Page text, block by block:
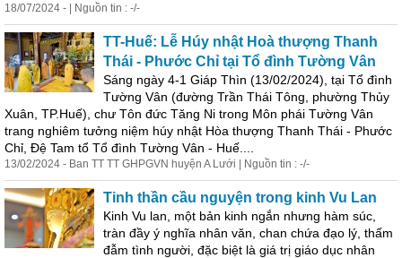
18/07/2024 - | Nguồn tin : -/-
TT-Huế: Lễ Húy nhật Hoà thượng Thanh
Thái - Phước Chỉ tại Tổ đình Tường Vân
Sáng ngày 4-1 Giáp Thìn (13/02/2024), tại Tổ đình
Tường Vân (đường Trần Thái Tông, phường Thủy
Xuân, TP.Huế), chư Tôn đức Tăng Ni trong Môn phái Tường Vân
trang nghiêm tưởng niệm húy nhật Hòa thượng Thanh Thái - Phước
Chỉ, Đệ Tam tổ Tổ đình Tường Vân - Huế....
13/02/2024 - Ban TT TT GHPGVN huyện A Lưới | Nguồn tin : -/-
Tinh thần cầu nguyện trong kinh Vu Lan
Kinh Vu lan, một bản kinh ngắn nhưng hàm súc,
tràn đầy ý nghĩa nhân văn, chan chứa đạo lý, thấm
đẫm tình người, đặc biệt là giá trị giáo dục nhân